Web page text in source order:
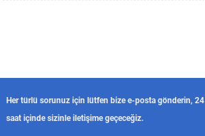
Her türlü sorunuz için lütfen bize e-posta gönderin, 24
saat içinde sizinle iletişime geçeceğiz.